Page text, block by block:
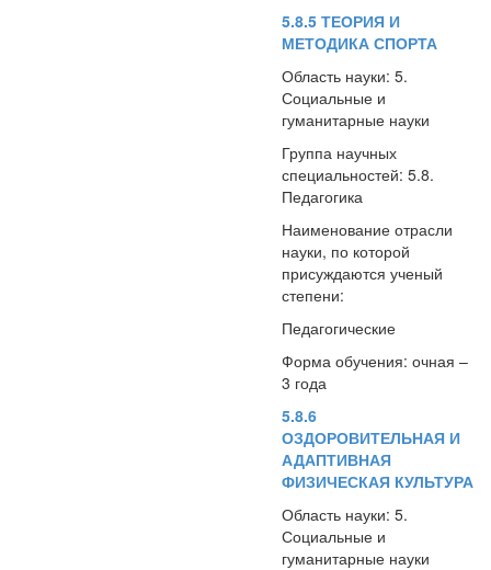
5.8.5 ТЕОРИЯ И
МЕТОДИКА СПОРТА
Область науки: 5.
Социальные и
гуманитарные науки
Группа научных
специальностей: 5.8.
Педагогика
Наименование отрасли
науки, по которой
присуждаются ученый
степени:
Педагогические
Форма обучения: очная –
3 года
5.8.6
ОЗДОРОВИТЕЛЬНАЯ И
АДАПТИВНАЯ
ФИЗИЧЕСКАЯ КУЛЬТУРА
Область науки: 5.
Социальные и
гуманитарные науки